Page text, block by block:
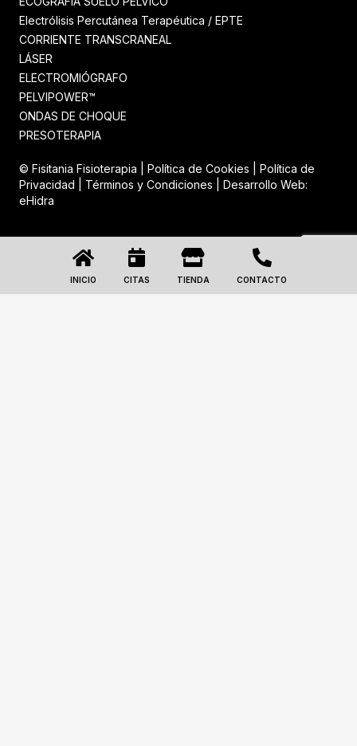
INICIO CITAS TIENDA CONTACTO
Electrólisis Percutánea Terapéutica / EPTE
CORRIENTE TRANSCRANEAL
LÁSER
ELECTROMIÓGRAFO
PELVIPOWER™
ONDAS DE CHOQUE
PRESOTERAPIA
© Fisitania Fisioterapia | Política de Cookies
Política de
Privacidad
Términos y Condiciones | Desarrollo Web:
eHidra